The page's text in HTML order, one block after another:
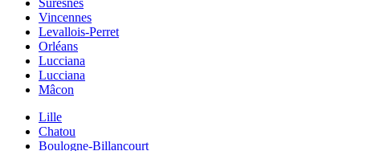
Vincennes
Levallois-Perret
Orléans
Lucciana
Lucciana
Mâcon
Lille
Chatou
Boulogne-Billancourt